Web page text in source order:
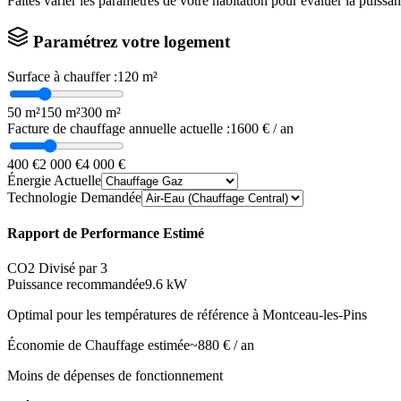
Paramétrez votre logement
Surface à chauffer :120 m²
50 m²150 m²300 m²
Facture de chauffage annuelle actuelle :1600 € / an
400 €2 000 €4 000 €
Énergie Actuelle
Technologie Demandée
Rapport de Performance Estimé
CO2 Divisé par 3
Puissance recommandée9.6 kW
Optimal pour les températures de référence à Montceau-les-Pins
Économie de Chauffage estimée~880 € / an
Moins de dépenses de fonctionnement